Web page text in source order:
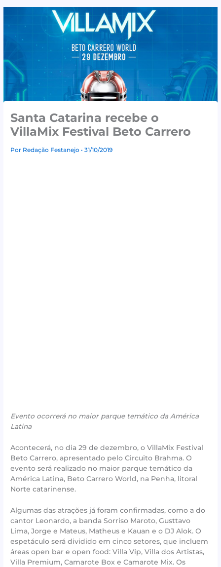
Santa Catarina recebe o
VillaMix Festival Beto Carrero
Por Redação Festanejo• 31/10/2019
Evento ocorrerá no maior parque temático da América
Latina
Acontecerá, no dia 29 de dezembro, o VillaMix Festival
Beto Carrero, apresentado pelo Circuito Brahma. O
evento será realizado no maior parque temático da
América Latina, Beto Carrero World, na Penha, litoral
Norte catarinense.
Algumas das atrações já foram confirmadas, como a do
cantor Leonardo, a banda Sorriso Maroto, Gusttavo
Lima, Jorge e Mateus, Matheus e Kauan e o DJ Alok. O
espetáculo será dividido em cinco setores, que incluem
áreas open bar e open food: Villa Vip, Villa dos Artistas,
Villa Premium, Camarote Box e Camarote Mix. Os